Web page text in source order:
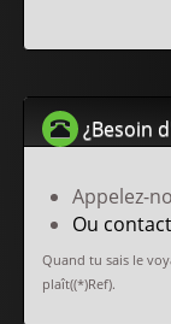
¿Besoin
Appelez-
Ou
Quand tu sais le
plaît((*)Ref).